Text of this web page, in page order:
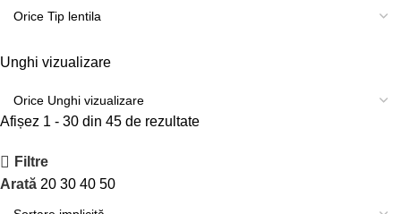
Unghi vizualizare
Afișez 1 - 30 din 45 de rezultate
Filtre
Arată 20 30 40 50